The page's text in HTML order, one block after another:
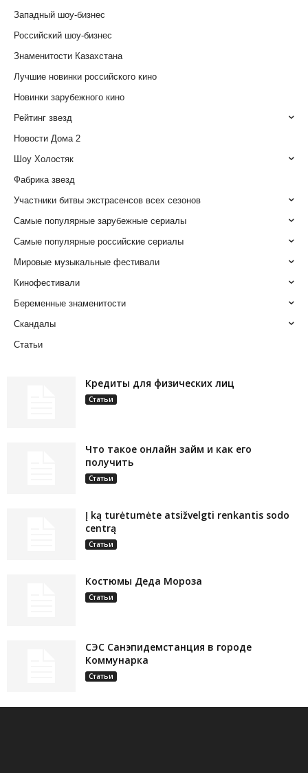
Западный шоу-бизнес
Российский шоу-бизнес
Знаменитости Казахстана
Лучшие новинки российского кино
Новинки зарубежного кино
Рейтинг звезд
Новости Дома 2
Шоу Холостяк
Фабрика звезд
Участники битвы экстрасенсов всех сезонов
Самые популярные зарубежные сериалы
Самые популярные российские сериалы
Мировые музыкальные фестивали
Кинофестивали
Беременные знаменитости
Скандалы
Статьи
Кредиты для физических лиц
Статьи
Что такое онлайн займ и как его
получить
Статьи
Į ką turėtumėte atsižvelgti renkantis sodo
centrą
Статьи
Костюмы Деда Мороза
Статьи
СЭС Санэпидемстанция в городе
Коммунарка
Статьи